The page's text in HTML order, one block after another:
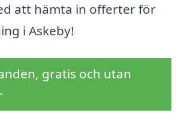
att hämta in offerter för
i Askeby!
gratis och utan